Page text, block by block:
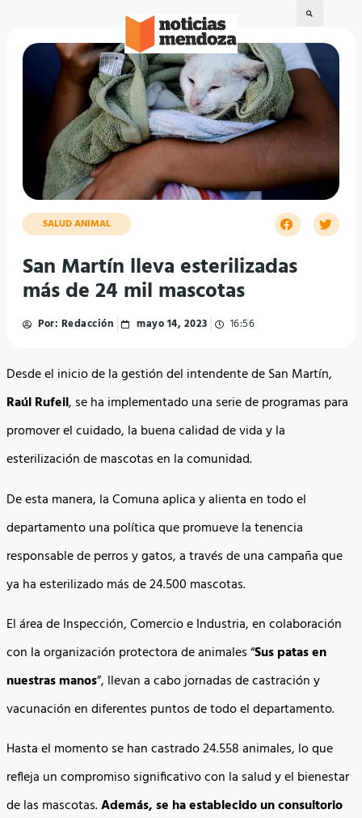
SALUD ANIMAL
San Martín lleva esterilizadas
más de 24 mil mascotas
Por: Redacción mayo 14, 2023 16:56
Desde el inicio de la gestión del intendente de San Martín,
Raúl Rufeil, se ha implementado una serie de programas para
promover el cuidado, la buena calidad de vida y la
esterilización de mascotas en la comunidad.
De esta manera, la Comuna aplica y alienta en todo el
departamento una política que promueve la tenencia
responsable de perros y gatos, a través de una campaña que
ya ha esterilizado más de 24.500 mascotas.
El área de Inspección, Comercio e Industria, en colaboración
con la organización protectora de animales “Sus patas en
nuestras manos”, llevan a cabo jornadas de castración y
vacunación en diferentes puntos de todo el departamento.
Hasta el momento se han castrado 24.558 animales, lo que
refleja un compromiso significativo con la salud y el bienestar
de las mascotas.Además, se ha establecido un consultorio